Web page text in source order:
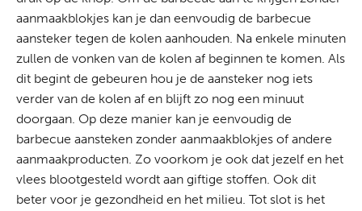
aanmaakblokjes kan je dan eenvoudig de barbecue
aansteker tegen de kolen aanhouden. Na enkele minuten
zullen de vonken van de kolen af beginnen te komen. Als
dit begint de gebeuren hou je de aansteker nog iets
verder van de kolen af en blijft zo nog een minuut
doorgaan. Op deze manier kan je eenvoudig de
barbecue aansteken zonder aanmaakblokjes of andere
aanmaakproducten. Zo voorkom je ook dat jezelf en het
vlees blootgesteld wordt aan giftige stoffen. Ook dit
beter voor je gezondheid en het milieu. Tot slot is het